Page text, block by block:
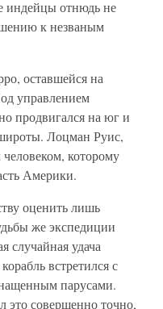
индейцы отнюдь не
к незваным
оставшейся на
управлением
продвигался на юг и
Лоцман Руис,
которому
Америки.
оценить лишь
же экспедиции
случайная удача
встретился с
парусами.
это совершенно точно,